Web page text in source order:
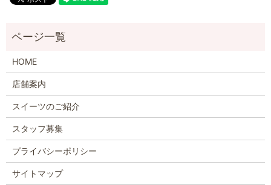
HOME
店舗案内
スイーツのご紹介
スタッフ募集
プライバシーポリシー
サイトマップ